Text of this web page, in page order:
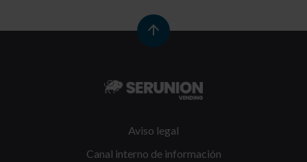
Aviso legal
Canal interno de información